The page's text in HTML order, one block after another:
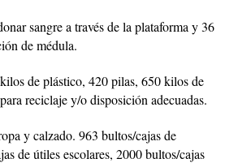
sangre a través de la plataforma y 36
de médula.
de plástico, 420 pilas, 650 kilos de
reciclaje y/o disposición adecuadas.
y calzado. 963 bultos/cajas de
de útiles escolares, 2000 bultos/cajas